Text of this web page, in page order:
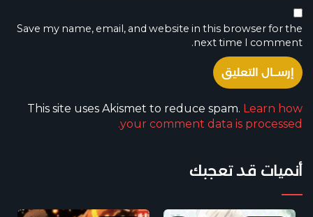
Save my name, email, and website in this browser for the
next time I comment.
This site uses Akismet to reduce spam. Learn how
your comment data is processed.
أنميات قد تعجبك